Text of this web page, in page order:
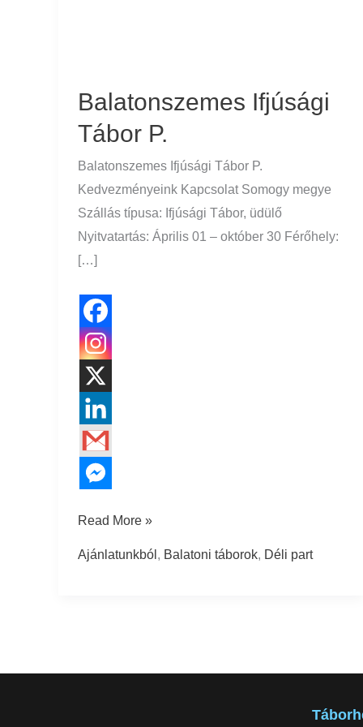
Balatonszemes Ifjúsági
Tábor P.
Balatonszemes Ifjúsági Tábor P.
Kedvezményeink Kapcsolat Somogy megye
Szállás típusa: Ifjúsági Tábor, üdülő
Nyitvatartás: Április 01 – október 30 Férőhely:
[…]
Read More »
Ajánlatunkból , Balatoni táborok, Déli part